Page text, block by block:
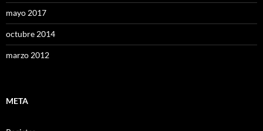
mayo 2017
octubre 2014
marzo 2012
META